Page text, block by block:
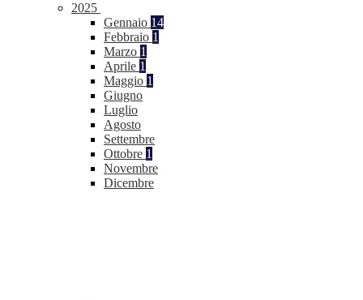
2025
Gennaio 14
Febbraio 1
Marzo 1
Aprile 1
Maggio 1
Giugno
Luglio
Agosto
Settembre
Ottobre 1
Novembre
Dicembre